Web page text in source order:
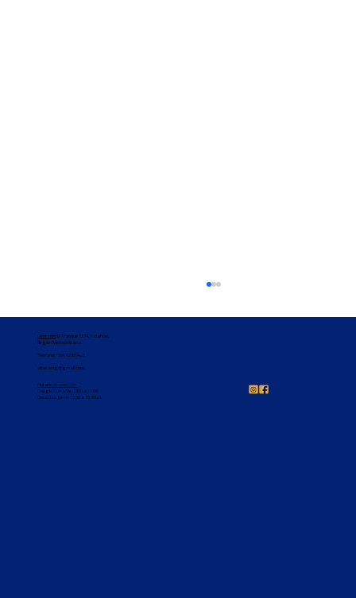
Dirección: El Tranque 1274, Pudahuel,
Región Metropolitana
Teléfono:+569 62837921
villasanig@gmail.com
Horario de atención
Colegio: Lun a Vie 08:00 a 16:00
Docentes: Jue de 15:30 a 16:30hrs